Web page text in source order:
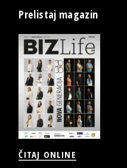
Prelistaj magazin
ČITAJ ONLINE